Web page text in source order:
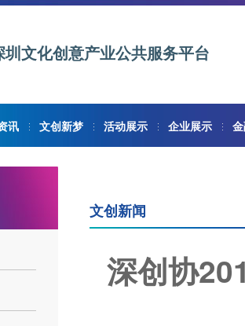
圳文化创意产业公共服务平台
讯 文创新梦 活动展示 企业展示
文创新闻
深创协